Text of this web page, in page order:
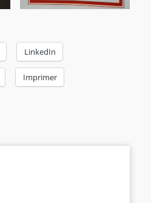
LinkedIn
Imprimer